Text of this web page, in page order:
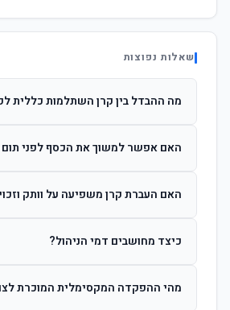
שאלות נפוצות
מה ההבדל בין קרן השתלמות כללית
ההשקעות. קרן מסלולית עוקבת אחרי מדד
האם אפשר למשוך את הכסף לפני תום 6 שנים?
הרווחים. לאחר 6 שנים ניתן למשוך
האם העברת קרן משפיעה על וותק
החברות. הוותק ממשיך להיספר מיום
כיצד מחושבים דמי הניהול?
ומתן על שיעורם בעת הצטרפות.
מהי ההפקדה המקסימלית המוכרת